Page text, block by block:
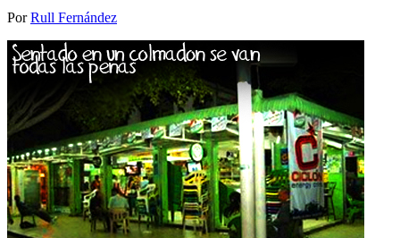
PorRull Fernández